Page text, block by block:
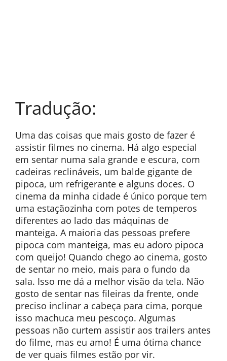
Tradução:
Uma das coisas que mais gosto de fazer é
assistir filmes no cinema. Há algo especial
em sentar numa sala grande e escura, com
cadeiras reclináveis, um balde gigante de
pipoca, um refrigerante e alguns doces. O
cinema da minha cidade é único porque tem
uma estaçãozinha com potes de temperos
diferentes ao lado das máquinas de
manteiga. A maioria das pessoas prefere
pipoca com manteiga, mas eu adoro pipoca
com queijo! Quando chego ao cinema, gosto
de sentar no meio, mais para o fundo da
sala. Isso me dá a melhor visão da tela. Não
gosto de sentar nas fileiras da frente, onde
preciso inclinar a cabeça para cima, porque
isso machuca meu pescoço. Algumas
pessoas não curtem assistir aos trailers antes
do filme, mas eu amo! É uma ótima chance
de ver quais filmes estão por vir.